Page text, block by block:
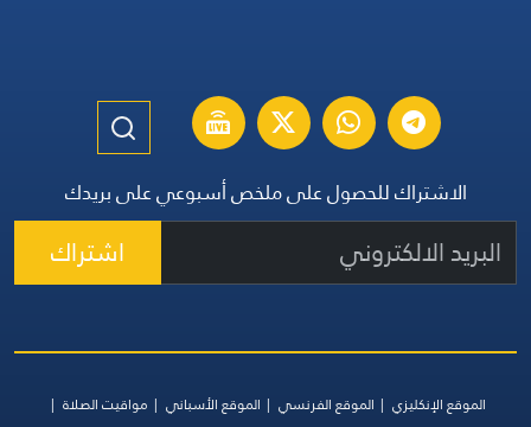
الاشتراك للحصول على ملخص أسبوعي على بريدك
اشتراك
الموقع الإنكليزي الموقع الفرنسي الموقع الأسباني
مواقيت الصلاة